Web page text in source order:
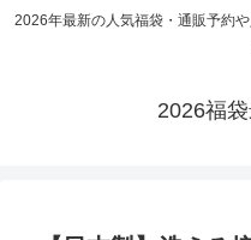
2026年最新の人気福袋・通販予約
2026福